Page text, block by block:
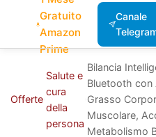
Gratuito
Amazon
Prime
Canale
Offerte
Salute e
cura
della
persona
Bilancia
Bluetooth con
Grasso
Muscolare,
Metabolismo